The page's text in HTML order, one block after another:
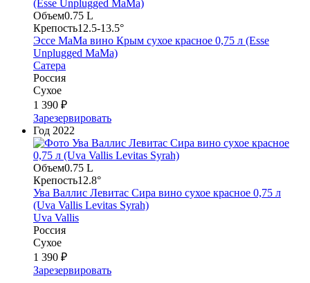
Объем0.75 L
Крепость12.5-13.5°
Эссе МаМа вино Крым сухое красное 0,75 л (Esse
Unplugged MaMa)
Сатера
Россия
Сухое
1 390 ₽
Зарезервировать
Год 2022
Объем0.75 L
Крепость12.8°
Ува Валлис Левитас Сира вино сухое красное 0,75 л
(Uva Vallis Levitas Syrah)
Uva Vallis
Россия
Сухое
1 390 ₽
Зарезервировать